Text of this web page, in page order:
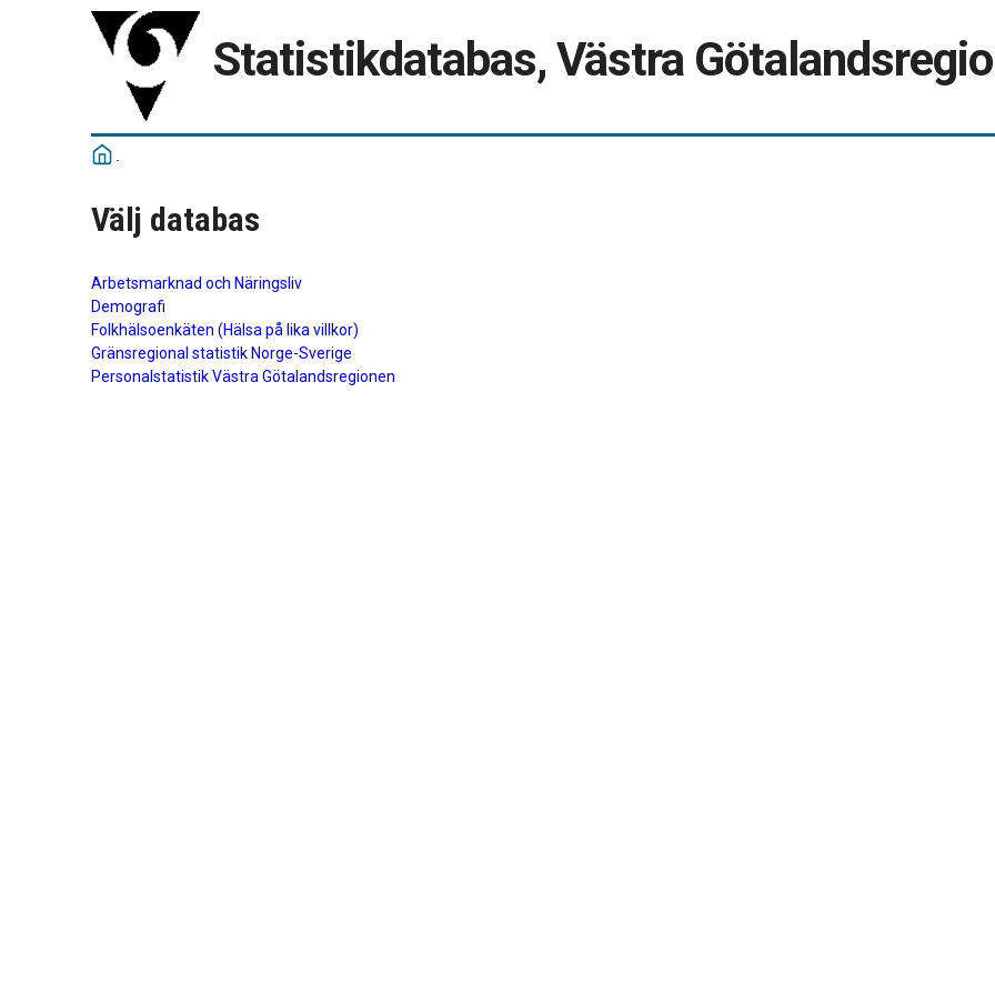
Statistikdatabas, Västra
Välj databas
Arbetsmarknad och Näringsliv
Demografi
Folkhälsoenkäten (Hälsa på lika villkor)
Gränsregional statistik Norge-Sverige
Personalstatistik Västra Götalandsregionen